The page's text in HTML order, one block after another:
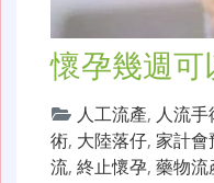
懷孕幾週
人工流產, 人流手
術, 大陸落仔, 家計會
流, 終止懷孕, 藥物流